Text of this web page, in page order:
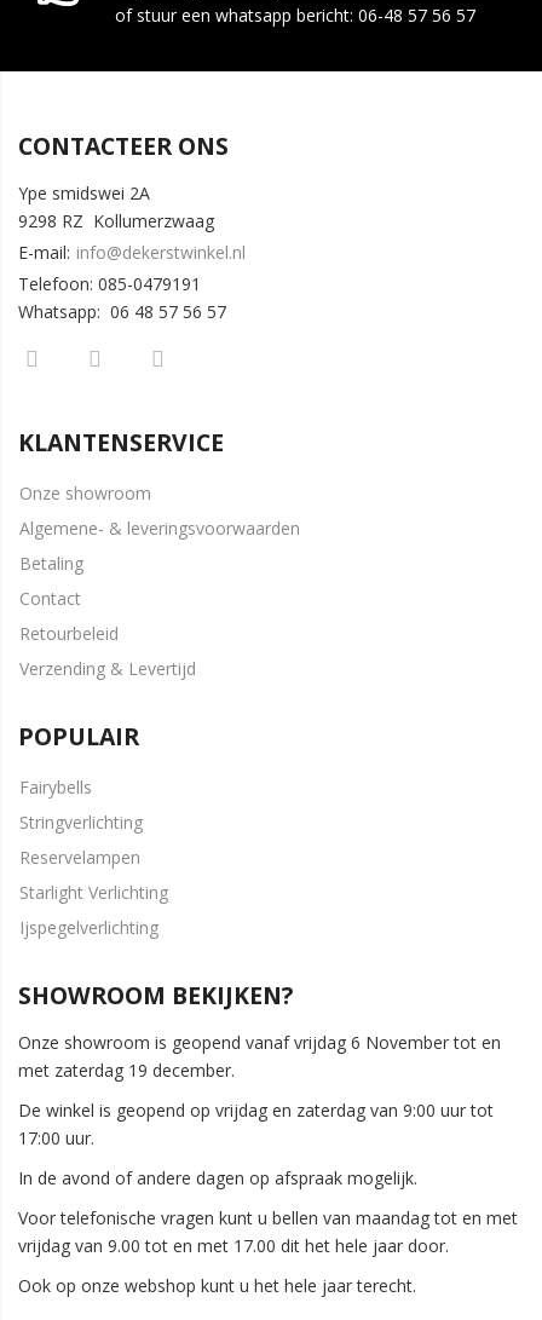
of stuur een whatsapp bericht: 06-48 57 56 57
CONTACTEER ONS
Ype smidswei 2A
9298 RZ Kollumerzwaag
E-mail: info@dekerstwinkel.nl
Telefoon: 085-0479191
Whatsapp: 06 48 57 56 57
KLANTENSERVICE
Onze showroom
Algemene- & leveringsvoorwaarden
Betaling
Contact
Retourbeleid
Verzending & Levertijd
POPULAIR
Fairybells
Stringverlichting
Reservelampen
Starlight Verlichting
Ijspegelverlichting
SHOWROOM BEKIJKEN?
Onze showroom is geopend vanaf vrijdag 6 November tot en
met zaterdag 19 december.
De winkel is geopend op vrijdag en zaterdag van 9:00 uur tot
17:00 uur.
In de avond of andere dagen op afspraak mogelijk.
Voor telefonische vragen kunt u bellen van maandag tot en met
vrijdag van 9.00 tot en met 17.00 dit het hele jaar door.
Ook op onze webshop kunt u het hele jaar terecht.